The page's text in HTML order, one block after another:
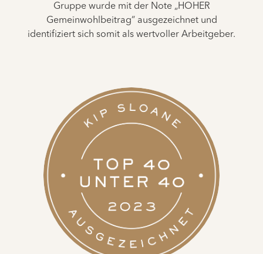
Gruppe wurde mit der Note „HOHER
Gemeinwohlbeitrag“ ausgezeichnet und
identifiziert sich somit als wertvoller Arbeitgeber.